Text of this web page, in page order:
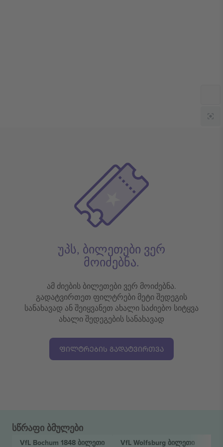
უპს, ბილეთები ვერ
მოიძებნა.
ამ ძიების ბილეთები ვერ მოიძებნა.
გადატვირთეთ ფილტრები მეტი შედეგის
სანახავად ან შეიყვანეთ ახალი საძიებო სიტყვა
ახალი შედეგების სანახავად
ᲤᲘᲚᲢᲠᲔᲑᲘᲡ ᲒᲐᲓᲐᲢᲕᲘᲠᲗᲕᲐ
სწრაფი ბმულები
VfL Bochum 1848 ბილეთი VfL Wolfsburg ბილეთი